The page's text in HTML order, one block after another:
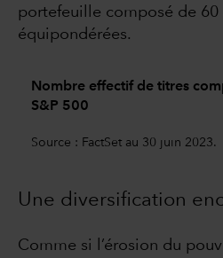
portefeuille composé de 60
équipondérées.
Nombre effectif de titres
S&P 500
Source : FactSet au 30 juin 2023.
Une diversification
Comme si l’érosion du